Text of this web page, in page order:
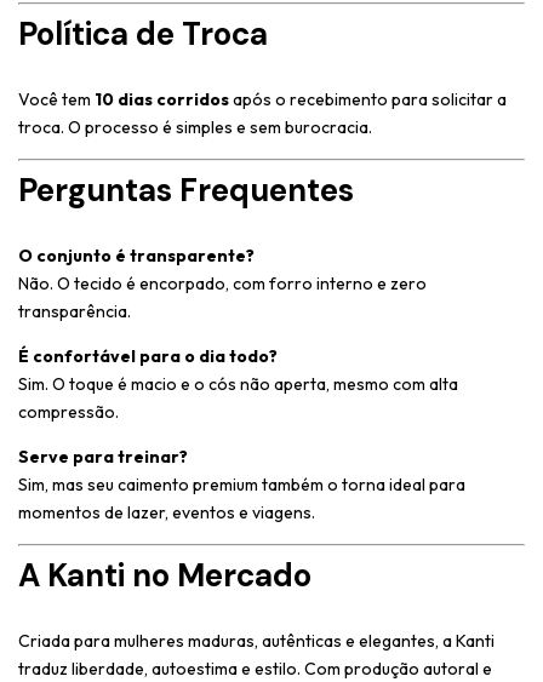
Política de Troca
Você tem 10 dias corridosapós o recebimento para solicitar a
troca. O processo é simples e sem burocracia.
Perguntas Frequentes
O conjunto é transparente?
Não. O tecido é encorpado, com forro interno e zero
transparência.
É confortável para o dia todo?
Sim. O toque é macio e o cós não aperta, mesmo com alta
compressão.
Serve para treinar?
Sim, mas seu caimento premium também o torna ideal para
momentos de lazer, eventos e viagens.
A Kanti no Mercado
Criada para mulheres maduras, autênticas e elegantes, a Kanti
traduz liberdade, autoestima e estilo. Com produção autoral e